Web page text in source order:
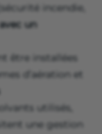
incendie,
un
être installées
d’aération et
utilisés,
une gestion